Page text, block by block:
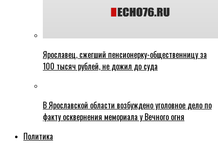
Ярославец, сжегший пенсионерку-общественницу за
100 тысяч рублей, не дожил до суда
В Ярославской области возбуждено уголовное дело по
факту осквернения мемориала у Вечного огня
Политика